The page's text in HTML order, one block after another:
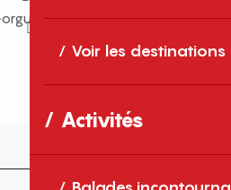
Voir les destinations
Activités
ille.fr